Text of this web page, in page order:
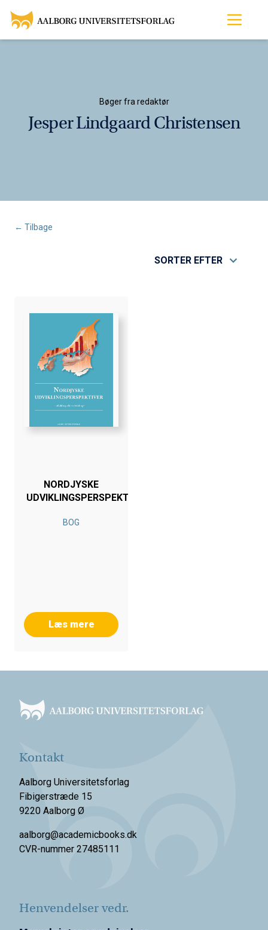
Bøger fra redaktør
Jesper Lindgaard Christensen
← Tilbage
SORTER EFTER
NORDJYSKE
UDVIKLINGSPERSPEKTIVER
BOG
Læs mere
Kontakt
Aalborg Universitetsforlag
Fibigerstræde 15
9220 Aalborg Ø
aalborg@academicbooks.dk
CVR-nummer 27485111
Henvendelser vedr.